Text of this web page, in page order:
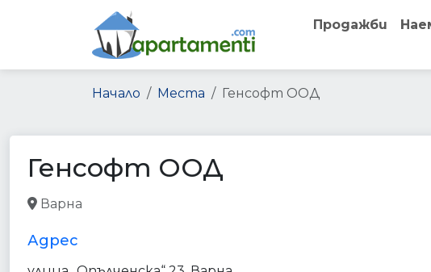
Продажби
Начало Места Генсофт ООД
Генсофт ООД
Варна
Адрес